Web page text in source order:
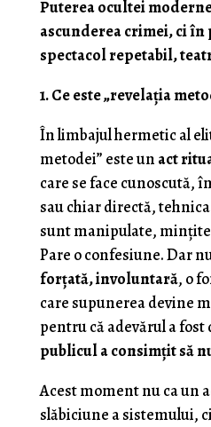
Puterea ocultei
ascunderea crimei, ci în
spectacol repetabil,
1. Ce este „revelația
În limbajul hermetic al
metodei” este un act
care se face cunoscută,
sau chiar directă,
sunt manipulate,
Pare o confesiune. Dar
forțată, involuntară, o
care supunerea devine
pentru că adevărul a fost
publicul a consimțit să
Acest moment nu ca un
slăbiciune a sistemului,